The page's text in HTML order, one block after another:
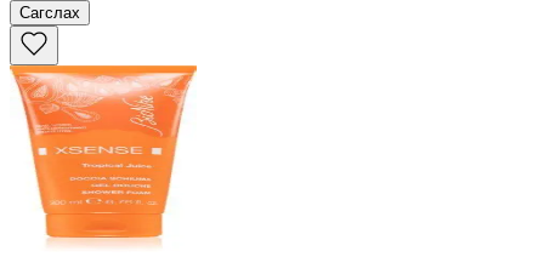
Сагслах